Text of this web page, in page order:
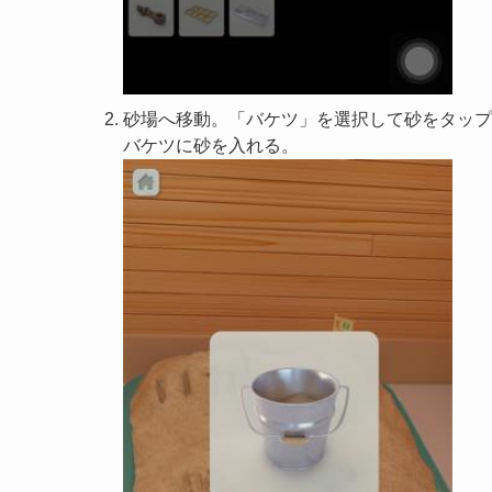
砂場へ移動。「バケツ」を選択して砂をタッ
バケツに砂を入れる。